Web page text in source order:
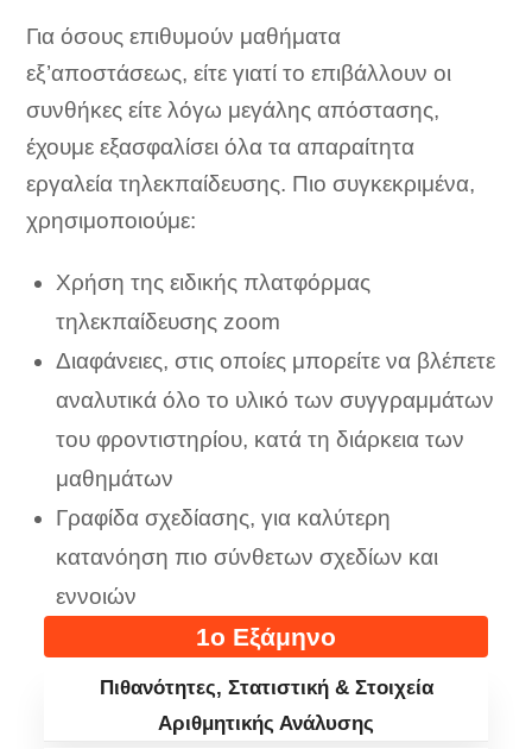
Για όσους επιθυμούν μαθήματα
εξ’αποστάσεως, είτε γιατί το επιβάλλουν οι
συνθήκες είτε λόγω μεγάλης απόστασης,
έχουμε εξασφαλίσει όλα τα απαραίτητα
εργαλεία τηλεκπαίδευσης. Πιο συγκεκριμένα,
χρησιμοποιούμε:
Χρήση της ειδικής πλατφόρμας
τηλεκπαίδευσης zoom
Διαφάνειες, στις οποίες μπορείτε να βλέπετε
αναλυτικά όλο το υλικό των συγγραμμάτων
του φροντιστηρίου, κατά τη διάρκεια των
μαθημάτων
Γραφίδα σχεδίασης, για καλύτερη
κατανόηση πιο σύνθετων σχεδίων και
εννοιών
1ο Εξάμηνο
Πιθανότητες, Στατιστική & Στοιχεία
Αριθμητικής Ανάλυσης